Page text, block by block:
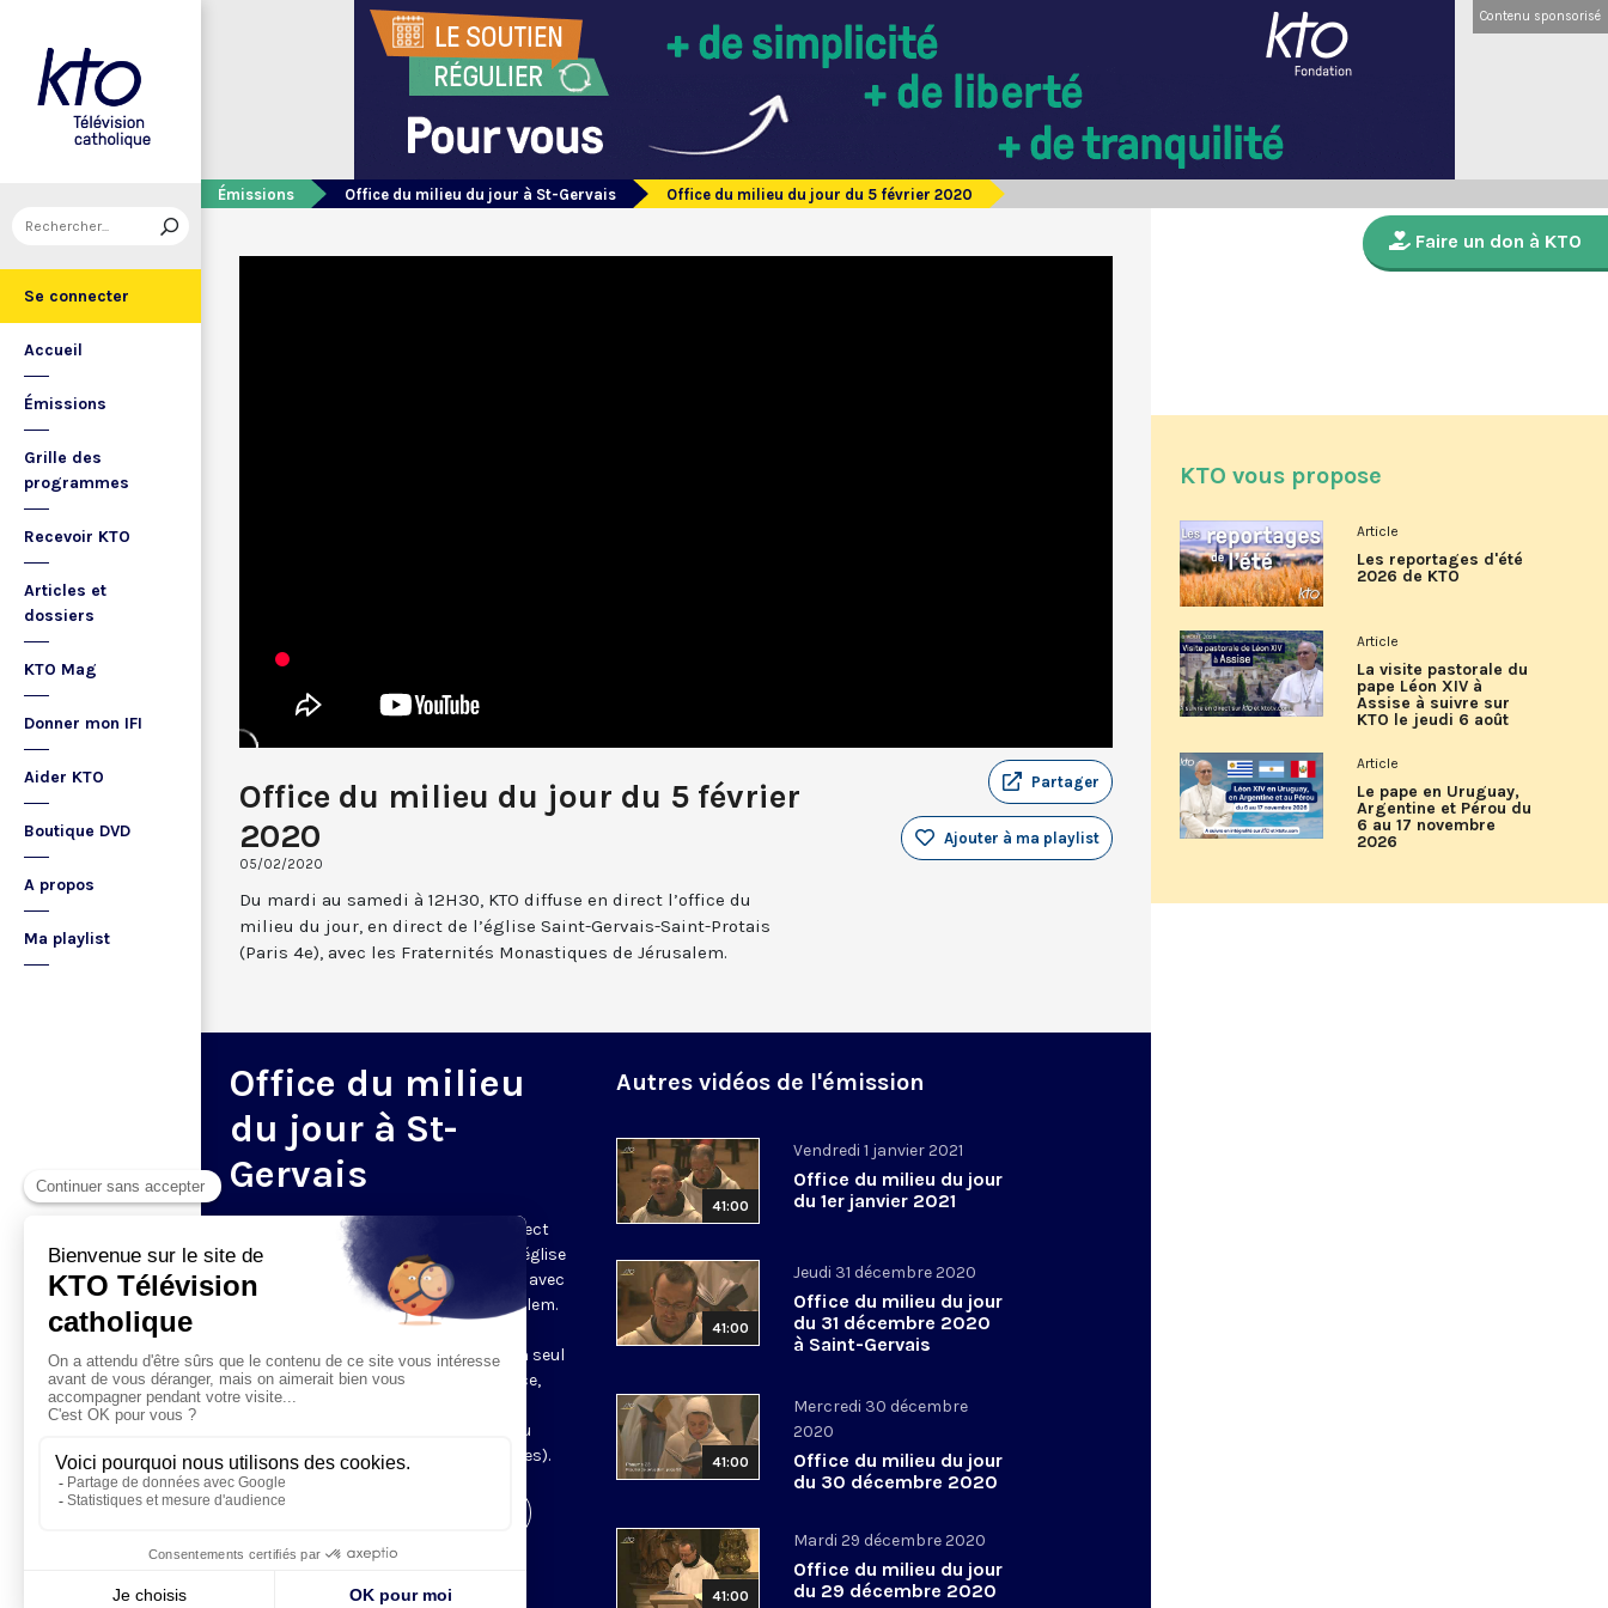
Se connecter
Accueil
Émissions
Grille des
programmes
Recevoir KTO
Articles et
dossiers
KTO Mag
Donner mon IFI
Aider KTO
Boutique DVD
A propos
Ma playlist
Contenu sponsorisé
Émissions Office du milieu du jour à St-Gervais Office du milieu du jour du 5 février 2020
Office du milieu du jour du 5 février
2020
05/02/2020
Partager
Ajouter à ma playlist
Du mardi au samedi à 12H30, KTO diffuse en direct l’office du
milieu du jour, en direct de l’église Saint-Gervais-Saint-Protais
(Paris 4e), avec les Fraternités Monastiques de Jérusalem.
Office du milieu
du jour à St-
Gervais
Du mardi au samedi, KTO diffuse en direct
l’office du milieu du jour, en direct de l’église
Saint-Gervais-Saint-Protais (Paris 4e), avec
les Fraternités Monastiques de Jérusalem.
L’Office du Milieu du Jour regroupe, en
particulier, «au milieu du jour» et en un seul
office, les heures monastiques de Tierce,
Sexte et None. Il permet à l’Église de
retrouver son Seigneur entre l’office du
matin (Laudes) et l’office du soir (Vêpres).
Autres vidéos de l'émission
41:00
Vendredi 1 janvier 2021
Office du milieu du jour
du 1er janvier 2021
41:00
Jeudi 31 décembre 2020
Office du milieu du jour
du 31 décembre 2020
à Saint-Gervais
41:00
Mercredi 30 décembre
2020
Office du milieu du jour
du 30 décembre 2020
41:00
Mardi 29 décembre 2020
Office du milieu du jour
du 29 décembre 2020
Faire un don à KTO
KTO vous propose
Article
Les reportages d'été
2026 de KTO
Article
La visite pastorale du
pape Léon XIV à
Assise à suivre sur
KTO le jeudi 6 août
Article
Le pape en Uruguay,
Argentine et Pérou du
6 au 17 novembre
2026